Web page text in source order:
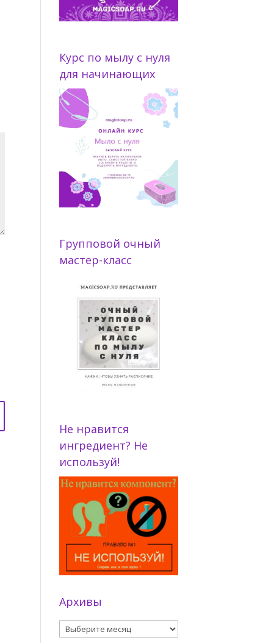
Курс по мылу с нуля
для начинающих
Групповой очный
мастер-класс
Не нравится
ингредиент? Не
используй!
Архивы
Архивы